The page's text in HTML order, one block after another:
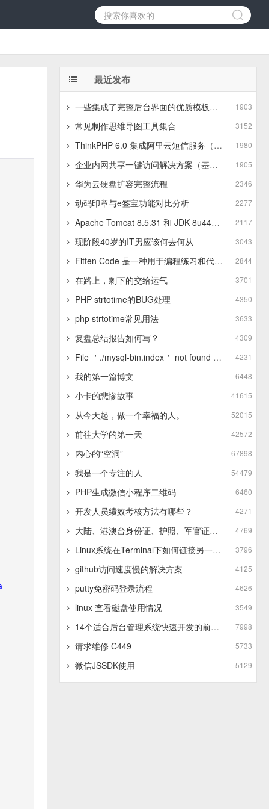
最近发布
1903
一些集成了完整后台界面的优质模板推荐
3152
常见制作思维导图工具集合
1980
ThinkPHP 6.0 集成阿里云短信服务（基于最新版SDK）
1905
企业内网共享一键访问解决方案（基于JSZip+LayUI）
2346
华为云硬盘扩容完整流程
2277
动码印章与e签宝功能对比分析
2117
Apache Tomcat 8.5.31 和 JDK 8u441 在 Linux 服务器 上的上传与安装步骤
3043
现阶段40岁的IT男应该何去何从
2844
Fitten Code 是一种用于编程练习和代码训练的平台
3701
在路上，剩下的交给运气
4350
PHP strtotime的BUG处理
3633
php strtotime常见用法
4309
复盘总结报告如何写？
4231
File ＇./mysql-bin.index＇ not found (Errcode: 13 - Permission denied)
6448
我的第一篇博文
41615
小卡的悲惨故事
52015
从今天起，做一个幸福的人。
42572
前往大学的第一天
67898
内心的“空洞”
54479
我是一个专注的人
6460
PHP生成微信小程序二维码
4271
开发人员绩效考核方法有哪些？
4769
大陆、港澳台身份证、护照、军官证的正则表达式
3796
Linux系统在Terminal下如何链接另一个Linux系统
4125
github访问速度慢的解决方案
4626
putty免密码登录流程
3549
linux 查看磁盘使用情况
7998
14个适合后台管理系统快速开发的前端框架
5733
请求维修 C449
5129
微信JSSDK使用